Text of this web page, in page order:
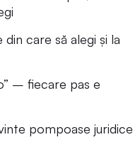
care să alegi și la
– fiecare pas e
pompoase juridice